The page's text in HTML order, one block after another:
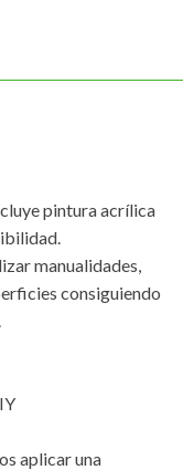
pintura acrílica
manualidades,
consiguiendo
aplicar una